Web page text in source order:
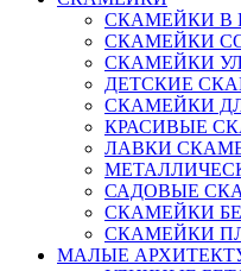
СКАМЕЙКИ В
СКАМЕЙКИ
СКАМЕЙКИ
ДЕТСКИЕ
СКАМЕЙКИ
КРАСИВЫЕ
ЛАВКИ
САДОВЫЕ
СКАМЕЙКИ
СКАМЕЙКИ
МАЛЫЕ